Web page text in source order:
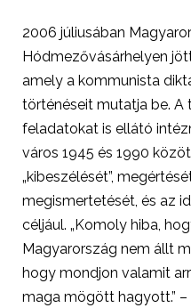
2006 júliusában
Hódmezővásárhelyen
amely a kommunista
történéseit mutatja be. A
feladatokat is ellátó
város 1945 és 1990
„kibeszélését”,
megismertetését, és az
céljául. „Komoly hiba,
Magyarország nem állt
hogy mondjon valamit
maga mögött hagyott.”